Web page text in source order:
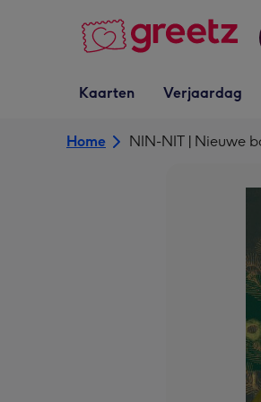
Vervolgkeuzelijst
Kaarten openen
Kaarten
Vervolgkeuzelijst
Verjaardag openen
Verjaardag
Home NIN-NIT | Nieuwe